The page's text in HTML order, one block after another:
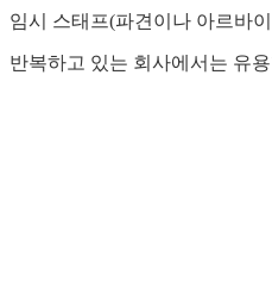
임시 스태프(파견이나 아르바
반복하고 있는 회사에서는 유